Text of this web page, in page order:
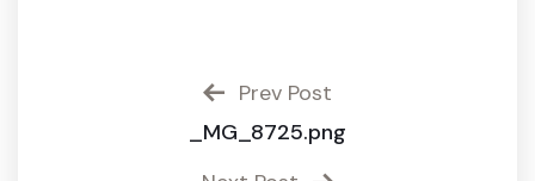
Prev Post
_MG_8725.png